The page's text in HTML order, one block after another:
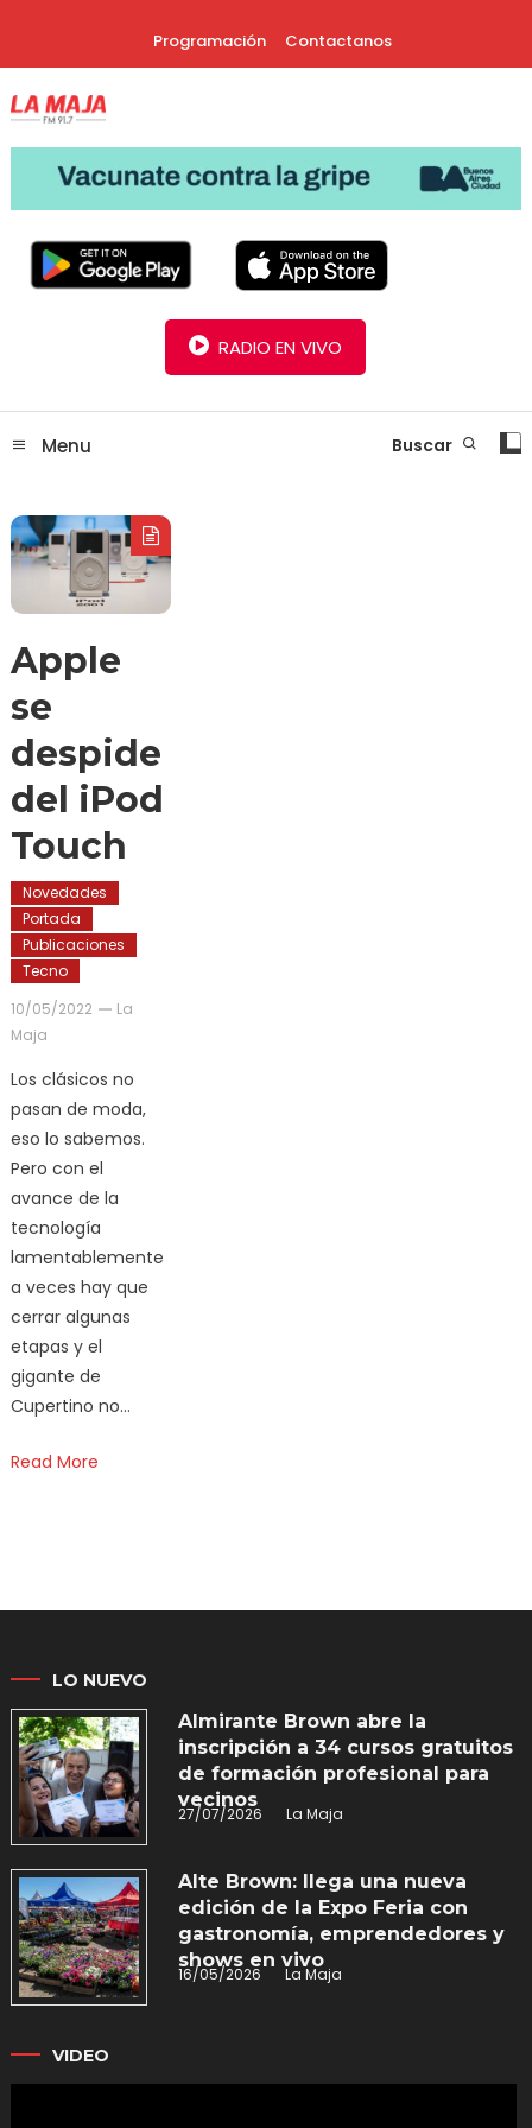
Programación Contactanos
Radio La Maja
RADIO EN VIVO
Menu Buscar
Apple
se
despide
del iPod
Touch
Novedades
Portada
Publicaciones
Tecno
10/05/2022
La
Maja
Los clásicos no
pasan de moda,
eso lo sabemos.
Pero con el
avance de la
tecnología
lamentablemente
a veces hay que
cerrar algunas
etapas y el
gigante de
Cupertino no…
Read More
LO NUEVO
Almirante Brown abre la
inscripción a 34 cursos gratuitos
de formación profesional para
vecinos
27/07/2026 La Maja
Alte Brown: llega una nueva
edición de la Expo Feria con
gastronomía, emprendedores y
shows en vivo
16/05/2026 La Maja
VIDEO